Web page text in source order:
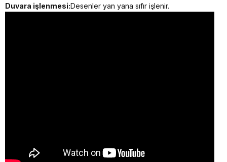
Duvara işlenmesi:Desenler yan yana sıfır işlenir.